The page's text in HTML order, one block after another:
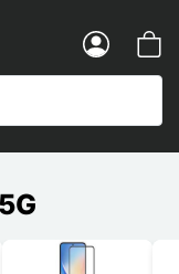
para